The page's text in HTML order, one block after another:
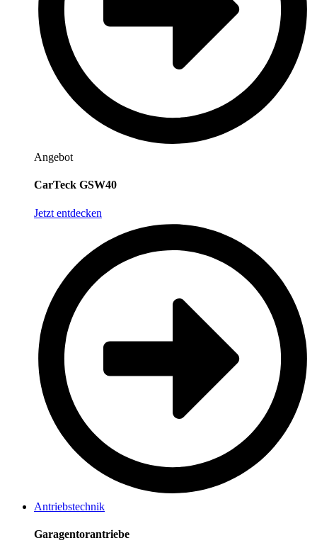
Angebot
CarTeck GSW40
Jetzt entdecken
Antriebstechnik
Garagentorantriebe